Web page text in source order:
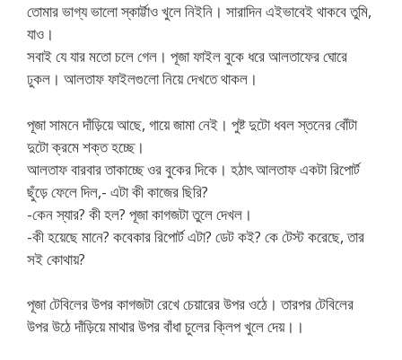
তোমার ভাগ্য ভালো স্কার্ট্টাও খুলে নিইনি। সারাদিন এইভাবেই থাকবে তুমি,
যাও।
সবাই যে যার মতো চলে গেল। পূজা ফাইল বুকে ধরে আলতাফের ঘোরে
ঢুকল। আলতাফ ফাইলগুলো নিয়ে দেখতে থাকল।
পূজা সামনে দাঁড়িয়ে আছে, গায়ে জামা নেই। পুষ্ট দুটো ধবল স্তনের বোঁটা
দুটো ক্রমে শক্ত হচ্ছে।
আলতাফ বারবার তাকাচ্ছে ওর বুকের দিকে। হঠাৎ আলতাফ একটা রিপোর্ট
ছুঁড়ে ফেলে দিল,- এটা কী কাজের ছিরি?
-কেন স্যার? কী হল? পূজা কাগজটা তুলে দেখল।
-কী হয়েছে মানে? কবেকার রিপোর্ট এটা? ডেট কই? কে টেস্ট করেছে, তার
সই কোথায়?
পূজা টেবিলের উপর কাগজটা রেখে চেয়ারের উপর ওঠে। তারপর টেবিলের
উপর উঠে দাঁড়িয়ে মাথার উপর বাঁধা চুলের ক্লিপ খুলে দেয়।।